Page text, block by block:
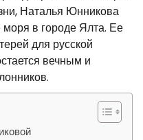
Наталья Юнникова
моря в городе Ялта. Ее
для русской
вечным и